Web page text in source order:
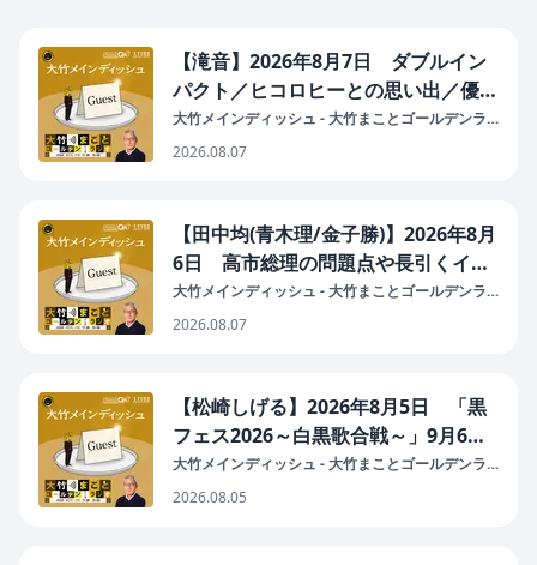
【滝音】2026年8月7日 ダブルイン
パクト／ヒコロヒーとの思い出／優勝
して変わったこと／コンパ／夢
大竹メインディッシュ - 大竹まことゴールデンラ
2026.08.07
【田中均(青木理/金子勝)】2026年8月
6日 高市総理の問題点や長引くイラ
ン戦争について（安全保障とは平和を
つくる作業／強権体制で弱まる外務省
大竹メインディッシュ - 大竹まことゴールデンラ
2026.08.07
【松崎しげる】2026年8月5日 「黒
フェス2026～白黒歌合戦～」9月6日
(日)豊洲PIT（先に俺がミルクだよ／
ビジュアル系の先駆者／マネージャー
大竹メインディッシュ - 大竹まことゴールデンラ
2026.08.05